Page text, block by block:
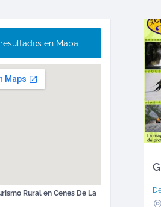
en Mapa
Rural en Cenes De La